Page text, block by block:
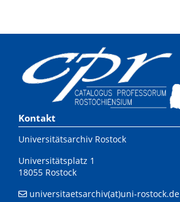
Kontakt
Universitätsarchiv Rostock
Universitätsplatz 1
18055 Rostock
universitaetsarchiv(at)uni-rostock.de